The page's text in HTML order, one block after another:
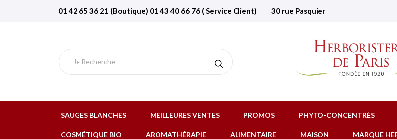
01 42 65 36 21 (Boutique) 01 43 40 66 76 ( Service Client) 30 rue Pasquier
SAUGES BLANCHES MEILLEURES VENTES PROMOS PHYTO-CONCENTRÉS
COSMÉTIQUE BIO AROMATHÉRAPIE ALIMENTAIRE MAISON MARQUE